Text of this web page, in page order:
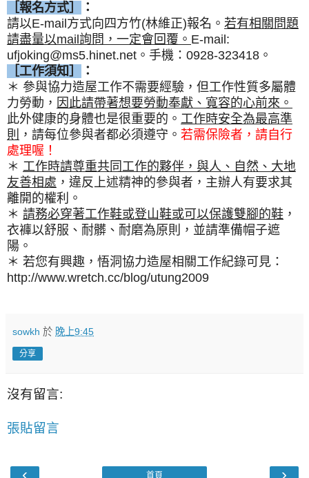
［報名方式］
：
請以E-mail方式向四方竹(林維正)報名。 若有相關問題
請盡量以mail詢問，一定會回覆。 E-mail:
ufjoking@ms5.hinet.net。手機：0928-323418。
［工作須知］
：
＊ 參與協力造屋工作不需要經驗，但工作性質多屬體
力勞動， 因此請帶著想要勞動奉獻、寬容的心前來。
此外健康的身體也是很重要的。 工作時安全為最高準
則
，請每位參與者都必須遵守。 若需保險者，請自行
處理喔！
＊ 工作時請尊重共同工作的夥伴，與人、自然、大地
友善相處 ，違反上述精神的參與者，主辦人有要求其
離開的權利。
＊ 請務必穿著工作鞋或登山鞋或可以保護雙腳的鞋 ，
衣褲以舒服、耐髒、耐磨為原則，並請準備帽子遮
陽。
＊ 若您有興趣，悟洞協力造屋相關工作紀錄可見：
http://www.wretch.cc/blog/utung2009
sowkh 於 晚上9:45
分享
沒有留言:
張貼留言
首頁